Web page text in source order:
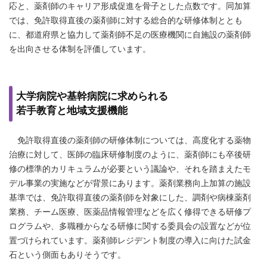
応と、薬剤師のキャリア形成促進を骨子とした点数です。同加算
では、免許取得直後の薬剤師に対する総合的な研修体制ととも
に、都道府県と協力して薬剤師不足の医療機関に自施設の薬剤師
を出向させる体制を評価しています。
大学病院や基幹病院に求められる
若手教育と地域支援機能
免許取得直後の薬剤師の研修体制については、高度化する薬物
治療に対して、医師の臨床研修制度のように、薬剤師にも卒後研
修の標準的カリキュラムが必要という議論や、それを踏まえたモ
デル事業の実施などが背景にあります。薬剤業務向上加算の施設
基準では、免許取得直後の薬剤師を対象にした、調剤や病棟薬剤
業務、チーム医療、医薬品情報管理などを広く修得できる研修プ
ログラムや、多職種からなる研修に関する委員会の設置などが位
置づけられています。薬剤師レジデント制度の導入に向けた試金
石という側面もありそうです。